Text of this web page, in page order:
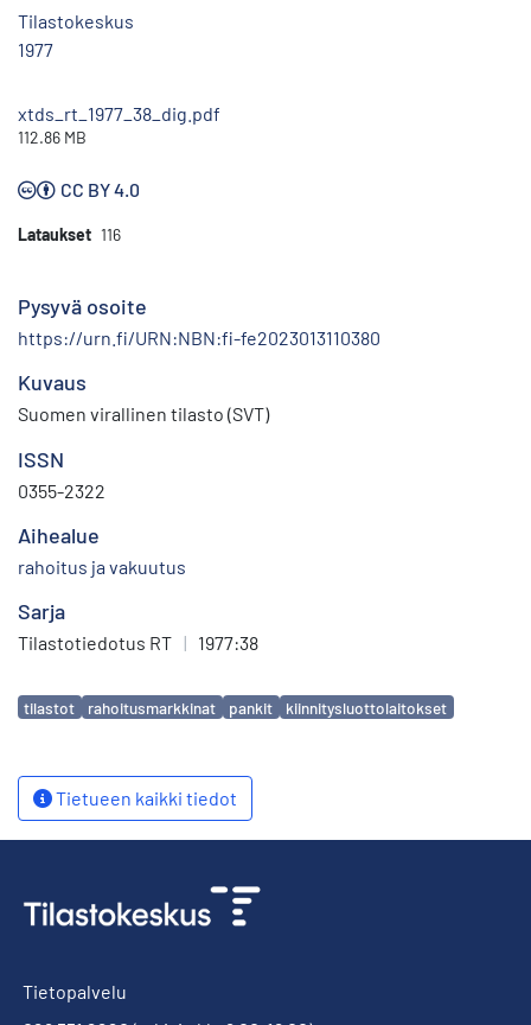
Tilastokeskus
1977
xtds_rt_1977_38_dig.pdf
112.86 MB
CC BY 4.0
Lataukset 116
Pysyvä osoite
https://urn.fi/URN:NBN:fi-fe2023013110380
Kuvaus
Suomen virallinen tilasto (SVT)
ISSN
0355-2322
Aihealue
rahoitus ja vakuutus
Sarja
Tilastotiedotus RT | 1977:38
Avainsanat
tilastot rahoitusmarkkinat pankit kiinnitysluottolaitokset
Tietueen kaikki tiedot
Tietopalvelu